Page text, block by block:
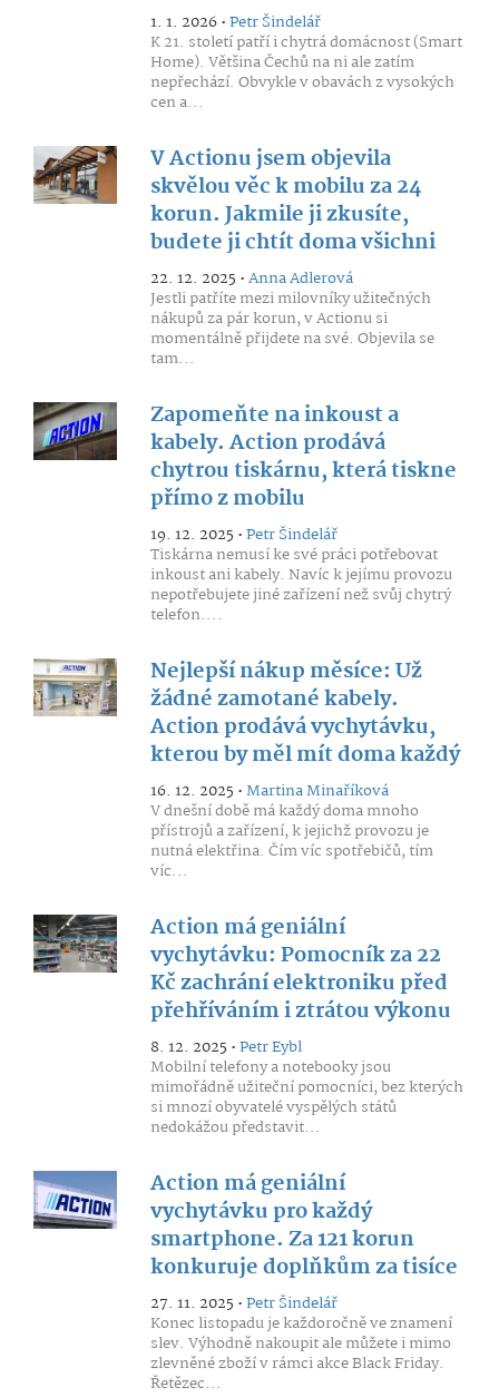
1. 1. 2026 •Petr Šindelář
K 21. století patří i chytrá domácnost (Smart
Home). Většina Čechů na ni ale zatím
nepřechází. Obvykle v obavách z vysokých
cen a...
V Actionu jsem objevila
skvělou věc k mobilu za 24
korun. Jakmile ji zkusíte,
budete ji chtít doma všichni
22. 12. 2025 •Anna Adlerová
Jestli patříte mezi milovníky užitečných
nákupů za pár korun, v Actionu si
momentálně přijdete na své. Objevila se
tam...
Zapomeňte na inkoust a
kabely. Action prodává
chytrou tiskárnu, která tiskne
přímo z mobilu
19. 12. 2025 •Petr Šindelář
Tiskárna nemusí ke své práci potřebovat
inkoust ani kabely. Navíc k jejímu provozu
nepotřebujete jiné zařízení než svůj chytrý
telefon....
Nejlepší nákup měsíce: Už
žádné zamotané kabely.
Action prodává vychytávku,
kterou by měl mít doma každý
16. 12. 2025 •Martina Minaříková
V dnešní době má každý doma mnoho
přístrojů a zařízení, k jejichž provozu je
nutná elektřina. Čím víc spotřebičů, tím
víc...
Action má geniální
vychytávku: Pomocník za 22
Kč zachrání elektroniku před
přehříváním i ztrátou výkonu
8. 12. 2025 •Petr Eybl
Mobilní telefony a notebooky jsou
mimořádně užiteční pomocníci, bez kterých
si mnozí obyvatelé vyspělých států
nedokážou představit...
Action má geniální
vychytávku pro každý
smartphone. Za 121 korun
konkuruje doplňkům za tisíce
27. 11. 2025 •Petr Šindelář
Konec listopadu je každoročně ve znamení
slev. Výhodně nakoupit ale můžete i mimo
zlevněné zboží v rámci akce Black Friday.
Řetězec...